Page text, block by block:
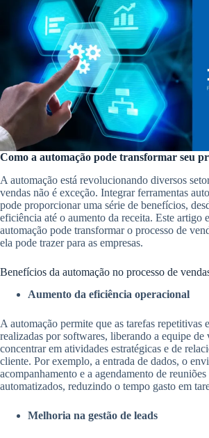
Como a automação pode transformar seu
A automação está revolucionando diversos
vendas não é exceção. Integrar ferramentas
pode proporcionar uma série de benefícios,
eficiência até o aumento da receita. Este artigo
automação pode transformar o processo de
ela pode trazer para as empresas.
Benefícios da automação no processo de
Aumento da eficiência operacional
A automação permite que as tarefas repetitivas
realizadas por softwares, liberando a equipe de
concentrar em atividades estratégicas e de
cliente. Por exemplo, a entrada de dados, o
acompanhamento e a agendamento de
automatizados, reduzindo o tempo gasto em
Melhoria na gestão de leads